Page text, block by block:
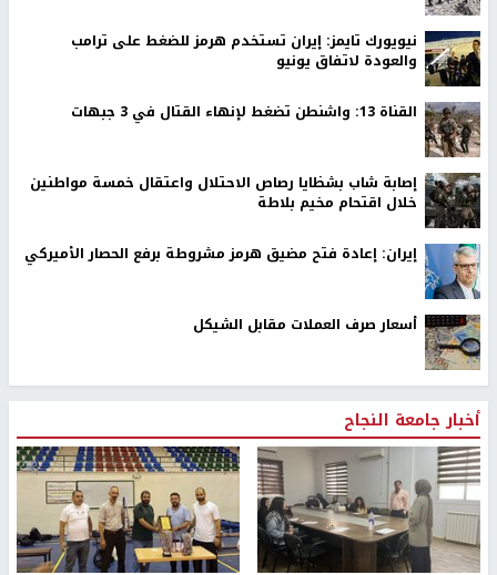
نيويورك تايمز: إيران تستخدم هرمز للضغط على ترامب
والعودة لاتفاق يونيو
القناة 13: واشنطن تضغط لإنهاء القتال في 3 جبهات
إصابة شاب بشظايا رصاص الاحتلال واعتقال خمسة مواطنين
خلال اقتحام مخيم بلاطة
إيران: إعادة فتح مضيق هرمز مشروطة برفع الحصار الأميركي
أسعار صرف العملات مقابل الشيكل
أخبار جامعة النجاح